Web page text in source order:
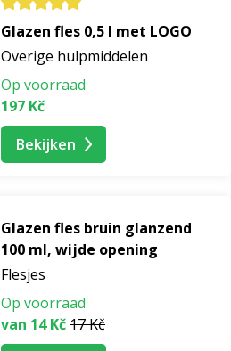
Glazen fles 0,5 l met LOGO
Overige hulpmiddelen
Op voorraad
197 Kč
Bekijken
Glazen fles bruin glanzend
100 ml, wijde opening
Flesjes
Op voorraad
van 14 Kč17 Kč